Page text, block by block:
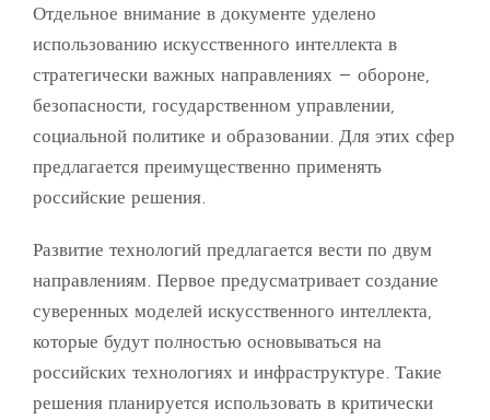
Отдельное внимание в документе уделено
использованию искусственного интеллекта в
стратегически важных направлениях – обороне,
безопасности, государственном управлении,
социальной политике и образовании. Для этих сфер
предлагается преимущественно применять
российские решения.
Развитие технологий предлагается вести по двум
направлениям. Первое предусматривает создание
суверенных моделей искусственного интеллекта,
которые будут полностью основываться на
российских технологиях и инфраструктуре. Такие
решения планируется использовать в критически